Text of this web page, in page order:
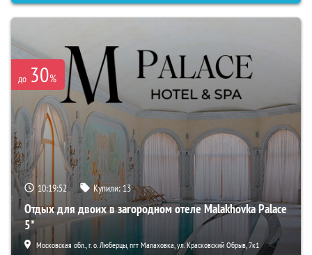
до 30%
10:19:50 Купили:13
Отдых для двоих в загородном отеле Malakhovka Palace
5*
Московская обл., г. о. Люберцы, пгт Малаховка, ул. Красковский Обрыв, 7к1